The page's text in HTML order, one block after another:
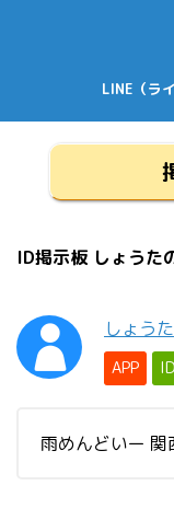
LINE（ラ
ID掲示板 しょうた
しょうた
APP ID
雨めんどいー 関